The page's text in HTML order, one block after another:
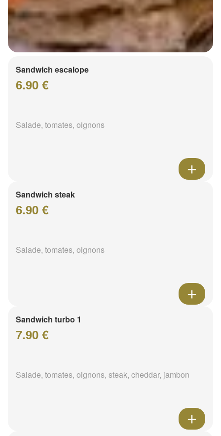
Sandwich escalope
6.90 €
Salade, tomates, oignons
Sandwich steak
6.90 €
Salade, tomates, oignons
Sandwich turbo 1
7.90 €
Salade, tomates, oignons, steak, cheddar, jambon